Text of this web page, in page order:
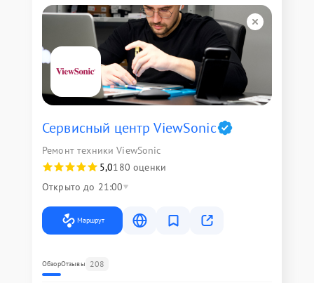
Сервисный центр ViewSonic
Ремонт техники ViewSonic
5,0180 оценки
Открыто до 21:00
Маршрут
ОбзорОтзывы 208